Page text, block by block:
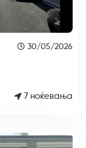
30/05/2026
7 ноќевања